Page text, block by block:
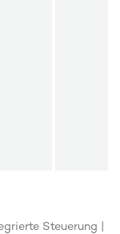
Steuerung |